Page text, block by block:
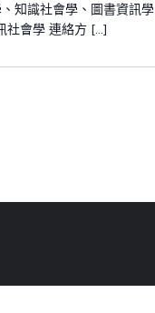
知識社會學、圖書資訊
社會學 連絡方 […]